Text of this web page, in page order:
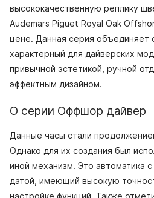
высококачественную реплику
Audemars Piguet Royal Oak
цене. Данная серия объединяет
характерный для дайверских
привычной эстетикой, ручной
эффектным дизайном.
О серии Оффшор дайвер
Данные часы стали
Однако для их создания был
иной механизм. Это автоматика
датой, имеющий высокую
настройке функций. Также